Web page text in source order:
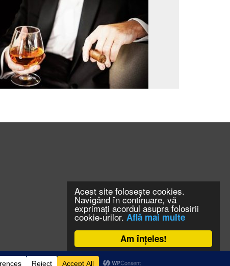
Am înțeles!
Acest site folosește cookies.
Navigând în continuare, vă
exprimați acordul asupra folosirii
cookie-urilor. Află mai multe
CONTACT CLAUS WEB DESIGN & HOSTING